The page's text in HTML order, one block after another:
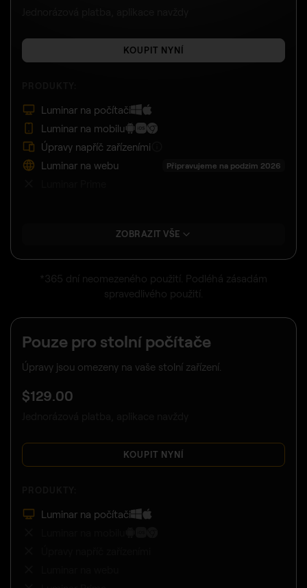
Pouze pro stolní počítače
Úpravy jsou omezeny na vaše stolní zařízení.
$129 .00
KOUPIT NYNÍ
Luminar na počítači
KOUPIT NYNÍ
Luminar na počítači
Luminar na mobilu
Úpravy napříč zařízeními
Luminar na webu
Připravujeme na podzim 2026
ZOBRAZIT VŠE
*365 dní neomezeného použití. Podléhá zásadám
spravedlivého použití.